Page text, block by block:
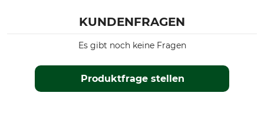
KUNDENFRAGEN
Produktfrage stellen
Es gibt noch keine Fragen